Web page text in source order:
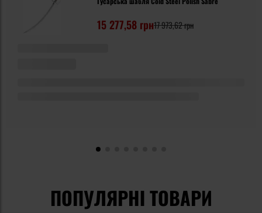
15 277,58 грн17 973,62 грн
ПОПУЛЯРНІ ТОВАРИ